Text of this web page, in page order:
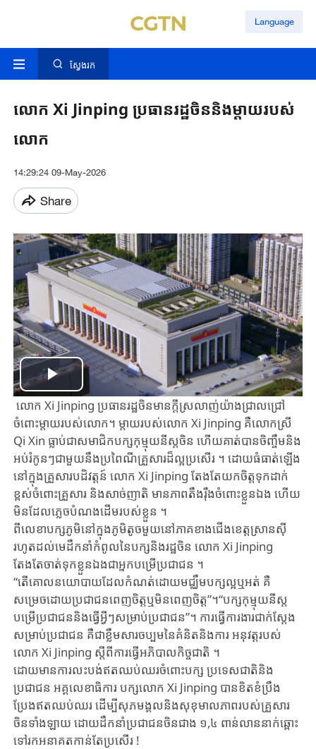
Language
ស្វែងរក
លោក Xi Jinping ប្រធានរដ្ឋចិននិងម្តាយរបស់
លោក
14:29:24 09-May-2026
Share
Play
Video
លោក Xi Jinping ប្រធានរដ្ឋចិនមានក្តីស្រលាញ់យ៉ាងជ្រាលជ្រៅ
ចំពោះម្តាយរបស់លោក។ ម្តាយរបស់លោក Xi Jinping គឺលោកស្រី
Qi Xin ធ្លាប់ជាសមាជិកបក្សកុម្មុយនីស្តចិន ហើយគាត់បានចិញ្ចឹមនិង
អប់រំកូនៗ​ជាមួយនឹងប្រពៃណីគ្រួសារដ៏ល្អប្រសើរ ។ ដោយ​ធំធាត់ឡើង​​
នៅក្នុងគ្រួសារបដិវត្តន៍ លោក Xi Jinping តែងតែ​យកចិត្តទុកដាក់
ខ្ពស់​ចំពោះ​គ្រួសារ និងសាច់ញាតិ ​មានភាពតឹងរ៉ឹ​ងចំពោះ​​ខ្លួន​ឯង​ ​ហើយ
មិនដែលភ្លេច​បំណង​ដើម​របស់ខ្លួន ។
ពីលេខាបក្សភូមិនៅក្នុងភូមិតូចមួយនៅភាគខាងជើងខេត្តស្រានស៊ី
រហូត​ដល់​មេដឹកនាំ​កំពូល​នៃបក្សនិងរដ្ឋចិន លោក Xi Jinping
តែងតែ​ចាត់​ទុកខ្លួនឯង​ជាអ្នកបម្រើប្រជាជន ។
“តើគោលនយោបាយដែលកំណត់ដោយមជ្ឈឹមបក្សល្អឬអត់ គឺ
សម្រេចដោយប្រជាជន​ពេញចិត្តឬមិនពេញចិត្ត”។​“បក្សកុម្មុយនីស្ត​
បម្រើប្រ​ជាជន​និងធ្វើអ្វីៗសម្រាប់ប្រជាជន”។ ការធ្វើការងារជាក់ស្តែង
សម្រាប់ប្រជាជន គឺជាខ្លឹមសារចប្បម​នៃ​គំនិត​និង​ការ អនុវត្ត​របស់​
លោក Xi Jinping ​ស្តីពីការធ្វើអភិបាលកិច្ចជាតិ ។
ដោយមានការលះបង់ឥតឈប់ឈរចំពោះបក្ស ប្រទេសជាតិនិង
ប្រជាជន អគ្គលេខាធិការ បក្សលោក Xi Jinping បានខិតខំប្រឹង
ប្រែងឥតឈប់ឈរ ដើម្បីសុភមង្គលនិងសុខុមាល​ភាព​របស់​គ្រួសារ​
ចិនទាំងឡាយ ដោយដឹកនាំប្រជាជនចិនជាង ១,៤ ពាន់​លាន​នាក់​ឆ្ពោះ
ទៅ​រក​អនាគតកាន់តែប្រសើរ ​!